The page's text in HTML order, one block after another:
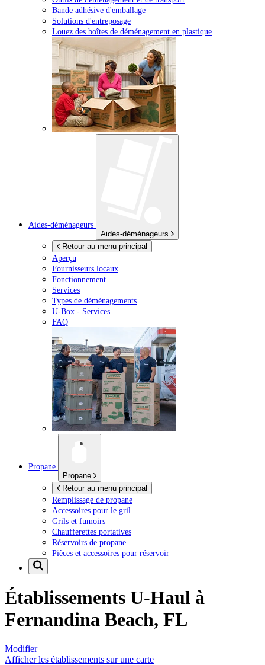
Bande adhésive d'emballage
Solutions d'entreposage
Louez des boîtes de déménagement en plastique
Aides-déménageurs
Aides-déménageurs
Retour au menu principal
Aperçu
Fournisseurs locaux
Fonctionnement
Services
Types de déménagements
U-Box - Services
FAQ
Propane
Propane
Retour au menu principal
Remplissage de propane
Accessoires pour le gril
Grils et fumoirs
Chaufferettes portatives
Réservoirs de propane
Pièces et accessoires pour réservoir
Établissements U-Haul à
Fernandina Beach, FL
Modifier
Afficher les établissements sur une carte